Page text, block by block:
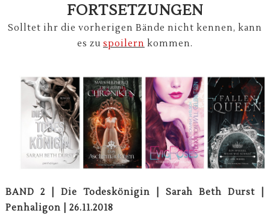
FORTSETZUNGEN
Solltet ihr die vorherigen Bände nicht kennen, kann
es zu spoilern kommen.
BAND 2 | Die Todeskönigin | Sarah Beth Durst |
Penhaligon | 26.11.2018